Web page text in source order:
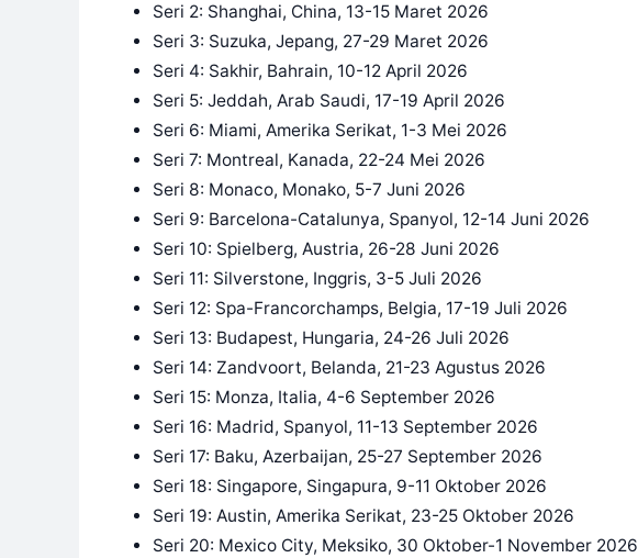
Seri 2: Shanghai, China, 13-15 Maret 2026
Seri 3: Suzuka, Jepang, 27-29 Maret 2026
Seri 4: Sakhir, Bahrain, 10-12 April 2026
Seri 5: Jeddah, Arab Saudi, 17-19 April 2026
Seri 6: Miami, Amerika Serikat, 1-3 Mei 2026
Seri 7: Montreal, Kanada, 22-24 Mei 2026
Seri 8: Monaco, Monako, 5-7 Juni 2026
Seri 9: Barcelona-Catalunya, Spanyol, 12-14 Juni 2026
Seri 10: Spielberg, Austria, 26-28 Juni 2026
Seri 11: Silverstone, Inggris, 3-5 Juli 2026
Seri 12: Spa-Francorchamps, Belgia, 17-19 Juli 2026
Seri 13: Budapest, Hungaria, 24-26 Juli 2026
Seri 14: Zandvoort, Belanda, 21-23 Agustus 2026
Seri 15: Monza, Italia, 4-6 September 2026
Seri 16: Madrid, Spanyol, 11-13 September 2026
Seri 17: Baku, Azerbaijan, 25-27 September 2026
Seri 18: Singapore, Singapura, 9-11 Oktober 2026
Seri 19: Austin, Amerika Serikat, 23-25 Oktober 2026
Seri 20: Mexico City, Meksiko, 30 Oktober-1 November 2026